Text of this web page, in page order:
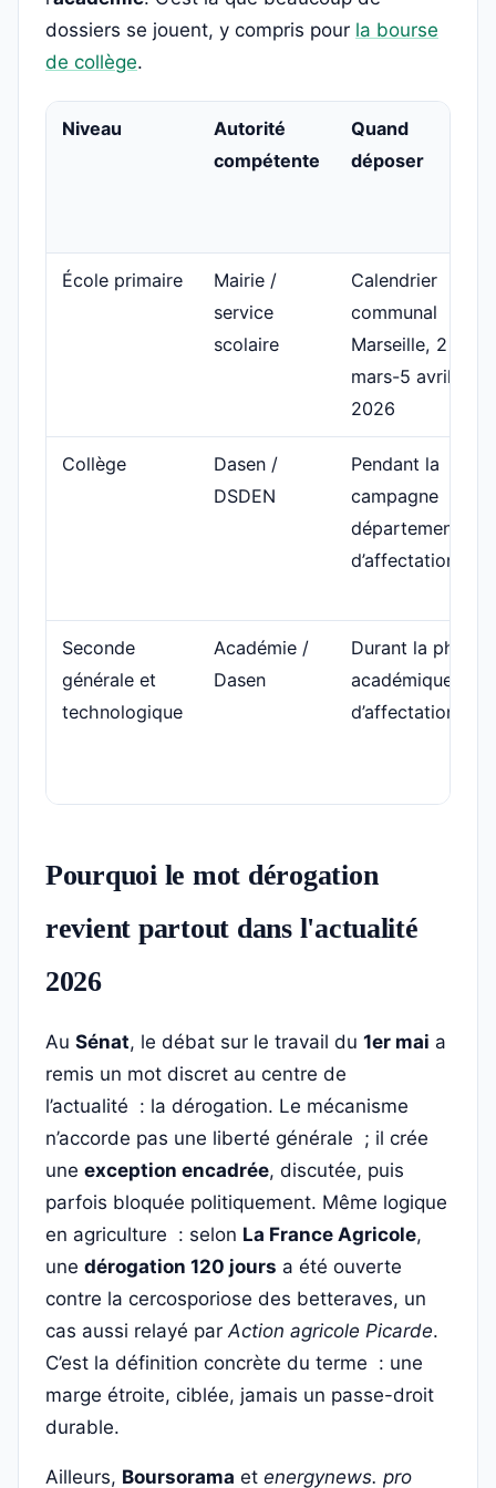
dossiers se jouent, y compris pour la bourse
de collège.
Niveau
Autorité
compétente
Quand
déposer
École primaire
Mairie /
service
scolaire
Calendrier
communal ; à
Marseille, 2
mars-5 avril
2026
Collège
Dasen /
DSDEN
Pendant la
campagne
départementale
d’affectation
Seconde
générale et
technologique
Académie /
Dasen
Durant la phase
académique
d’affectation
Pourquoi le mot dérogation
revient partout dans l'actualité
2026
Au Sénat, le débat sur le travail du 1er mai a
remis un mot discret au centre de
l’actualité : la dérogation. Le mécanisme
n’accorde pas une liberté générale ; il crée
une exception encadrée, discutée, puis
parfois bloquée politiquement. Même logique
en agriculture : selon La France Agricole,
une dérogation 120 jours a été ouverte
contre la cercosporiose des betteraves, un
cas aussi relayé parAction agricole Picarde.
C’est la définition concrète du terme : une
marge étroite, ciblée, jamais un passe-droit
durable.
Ailleurs, Boursorama et energynews. pro